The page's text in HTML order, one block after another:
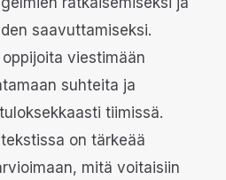
saavuttamiseksi.
viestimään
suhteita ja
tiimissä.
on tärkeää
mitä voitaisiin